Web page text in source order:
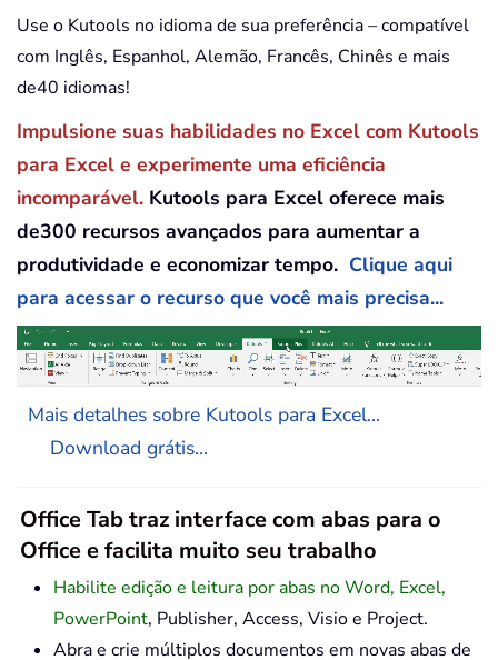
Use o Kutools no idioma de sua preferência – compatível
com Inglês, Espanhol, Alemão, Francês, Chinês e mais
de40 idiomas!
Impulsione suas habilidades no Excel com Kutools
para Excel e experimente uma eficiência
incomparável. Kutools para Excel oferece mais
de300 recursos avançados para aumentar a
produtividade e economizar tempo. Clique aqui
para acessar o recurso que você mais precisa...
Mais detalhes sobre Kutools para Excel...
Download grátis...
Office Tab traz interface com abas para o
Office e facilita muito seu trabalho
Habilite edição e leitura por abas no Word, Excel,
PowerPoint, Publisher, Access, Visio e Project.
Abra e crie múltiplos documentos em novas abas de